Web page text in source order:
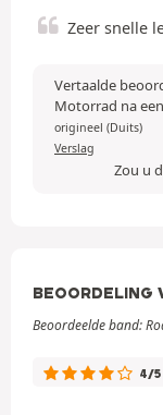
Zeer snelle
Vertaalde
Motorrad na
origineel (Duits)
Verslag
Zou u
BEOORDELING
Beoordeelde band:
4/5